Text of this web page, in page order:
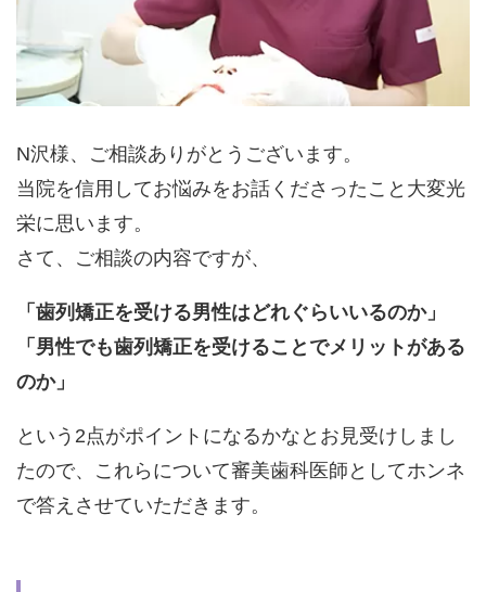
N沢様、ご相談ありがとうございます。
当院を信用してお悩みをお話くださったこと大変光
栄に思います。
さて、ご相談の内容ですが、
「歯列矯正を受ける男性はどれぐらいいるのか」
「男性でも歯列矯正を受けることでメリットがある
のか」
という2点がポイントになるかなとお見受けしまし
たので、これらについて審美歯科医師としてホンネ
で答えさせていただきます。